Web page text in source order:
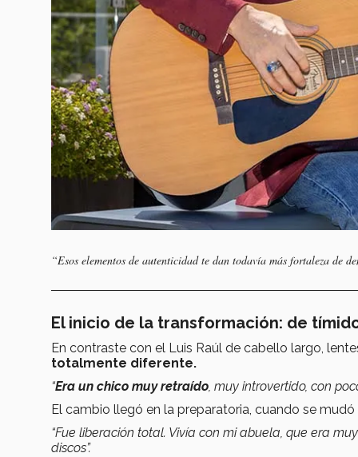
“Esos elementos de autenticidad te dan todavía más fortaleza de
El inicio de la transformación: de
En contraste con el Luis Raúl de cabello largo,
totalmente diferente.
“Era un chico muy retraído, muy introvertido, con
El cambio llegó en la preparatoria, cuando se
“Fue liberación total. Vivía con mi abuela, que era
discos”.